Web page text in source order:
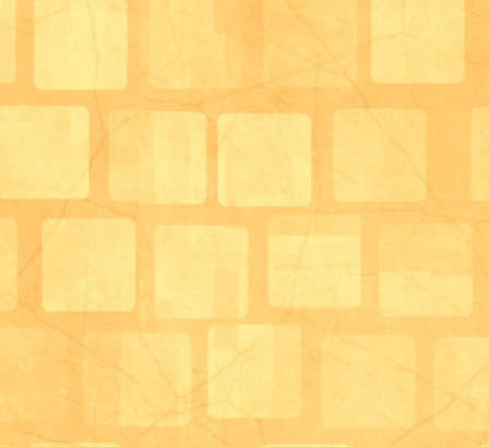
様々なレクリエーションを実施しておりますが
4月は桜を見たから5月は食事！花より団子！